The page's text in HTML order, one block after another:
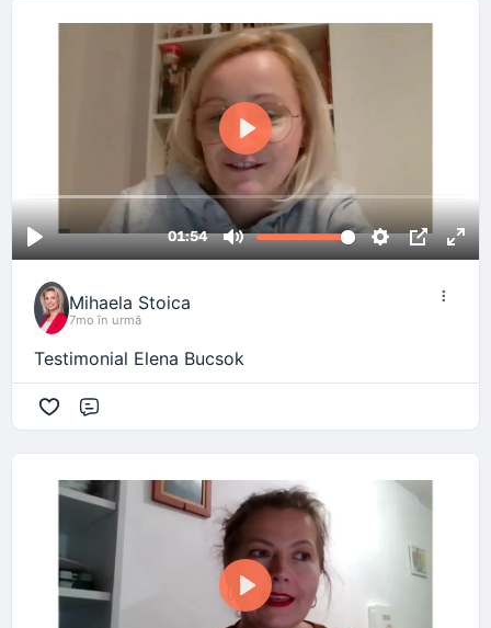
Mihaela Stoica
7mo în urmă
Testimonial Elena Bucsok